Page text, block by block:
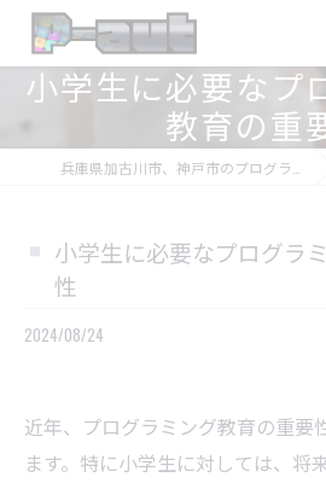
小学生に必要なプ
教育の重
小学生に必要なプログラ
性
2024/08/24
近年、プログラミング教育の重要
ます。特に小学生に対しては、将